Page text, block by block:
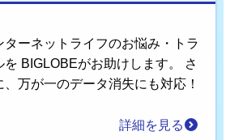
ターネットライフのお悩み・トラ
を BIGLOBEがお助けします。 さ
、万が一のデータ消失にも対応！
詳細を見る